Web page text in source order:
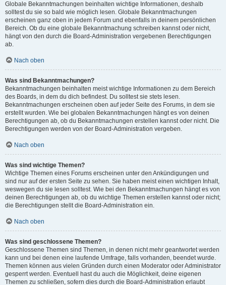
Globale Bekanntmachungen beinhalten wichtige Informationen, deshalb
solltest du sie so bald wie möglich lesen. Globale Bekanntmachungen
erscheinen ganz oben in jedem Forum und ebenfalls in deinem persönlichen
Bereich. Ob du eine globale Bekanntmachung schreiben kannst oder nicht,
hängt von den durch die Board-Administration vergebenen Berechtigungen
ab.
Nach oben
Was sind Bekanntmachungen?
Bekanntmachungen beinhalten meist wichtige Informationen zu dem Bereich
des Boards, in dem du dich befindest. Du solltest sie stets lesen.
Bekanntmachungen erscheinen oben auf jeder Seite des Forums, in dem sie
erstellt wurden. Wie bei globalen Bekanntmachungen hängt es von deinen
Berechtigungen ab, ob du Bekanntmachungen erstellen kannst oder nicht. Die
Berechtigungen werden von der Board-Administration vergeben.
Nach oben
Was sind wichtige Themen?
Wichtige Themen eines Forums erscheinen unter den Ankündigungen und
sind nur auf der ersten Seite zu sehen. Sie haben meist einen wichtigen Inhalt,
weswegen du sie lesen solltest. Wie bei den Bekanntmachungen hängt es von
deinen Berechtigungen ab, ob du wichtige Themen erstellen kannst oder nicht;
die Berechtigungen stellt die Board-Administration ein.
Nach oben
Was sind geschlossene Themen?
Geschlossene Themen sind Themen, in denen nicht mehr geantwortet werden
kann und bei denen eine laufende Umfrage, falls vorhanden, beendet wurde.
Themen können aus vielen Gründen durch einen Moderator oder Administrator
gesperrt werden. Eventuell hast du auch die Möglichkeit, deine eigenen
Themen zu schließen, sofern dies durch die Board-Administration erlaubt